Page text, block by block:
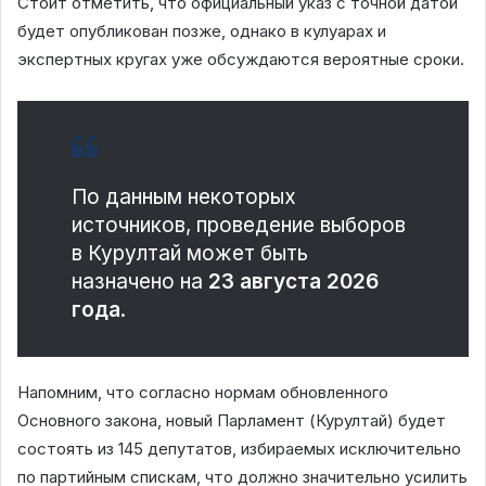
будет опубликован позже, однако в кулуарах и
экспертных кругах уже обсуждаются вероятные сроки.
По данным некоторых
источников, проведение выборов
в Курултай может быть
назначено на 23 августа 2026
года.
Напомним, что согласно нормам обновленного
Основного закона, новый Парламент (Курултай) будет
состоять из 145 депутатов, избираемых исключительно
по партийным спискам, что должно значительно усилить